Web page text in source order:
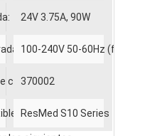
24V 3.75A, 90W
100-240V 50-60Hz (for
compatibles
370002
ResMed S10 Series